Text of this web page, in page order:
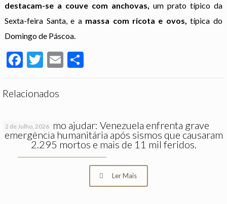
destacam-se a couve com anchovas, um prato típico da
Sexta-feira Santa, e a massa com ricota e ovos, típica do
Domingo de Páscoa.
Facebook
Twitter
Email
Relacionados
2 de Julho, 2026
Saiba como ajudar: Venezuela enfrenta grave
emergência humanitária após sismos que causaram
2.295 mortos e mais de 11 mil feridos.
Ler Mais